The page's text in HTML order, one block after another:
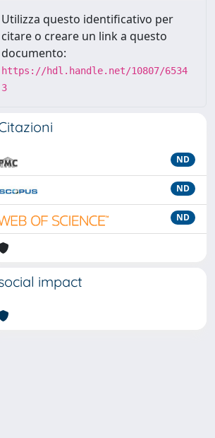
Utilizza questo identificativo per
citare o creare un link a questo
documento:
https://hdl.handle.net/10807/6534
3
ND
ND
ND
impact